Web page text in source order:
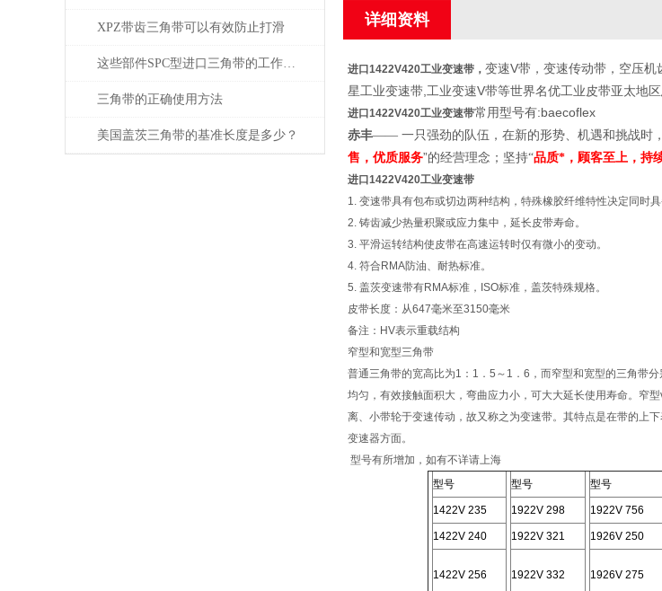
XPZ带齿三角带可以有效防止打滑
这些部件SPC型进口三角带的工作中起到什么作用？
三角带的正确使用方法
美国盖茨三角带的基准长度是多少？
详细资料
进口1422V420工业变速带 ， 变速V带，变速传动带，空压
星工业变速带,工业变速V带等世界名优工业皮带亚太地区
进口1422V420工业变速带常用型号有:baecoflex
赤丰—— 一只强劲的队伍， 在新的形势、机遇和挑战时，
售，优质服务”的经营理念； 坚持“品质*，顾客至上，持
进口1422V420工业变速带
1. 变速带具有包布或切边两种结构，特殊橡胶纤维特性决定同时
2. 铸齿减少热量积聚或应力集中，延长皮带寿命。
3. 平滑运转结构使皮带在高速运转时仅有微小的变动。
4. 符合RMA防油、耐热标准。
5. 盖茨变速带有RMA标准，ISO标准，盖茨特殊规格。
皮带长度：从647毫米至3150毫米
备注：HV表示重载结构
窄型和宽型三角带
普通三角带的宽高比为1：1．5～1．6，而窄型和宽型的三角带
均匀，有效接触面积大，弯曲应力小，可大大延长使用寿命。窄
离、小带轮于变速传动，故又称之为变速带。其特点是在带的上
变速器方面。
型号有所增加，如有不详请上海
型号
型号 型号
1422V 235 1922V 298 1922V 756
1422V 240 1922V 321 1926V 250
1422V 256 1922V 332 1926V 275